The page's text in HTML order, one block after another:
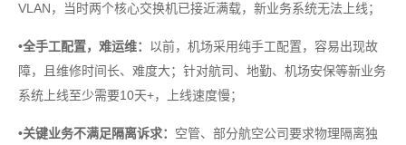
VLAN，当时两个核心交换机已接近满载，新业务系统无法上线；
•全手工配置，难运维：
以前，机场采用纯手工配置，容易出现故
障，且维修时间长、难度大；针对航司、地勤、机场安保等新业务
系统上线至少需要10天+，上线速度慢；
•关键业务不满足隔离诉求： 空管、部分航空公司要求物理隔离独